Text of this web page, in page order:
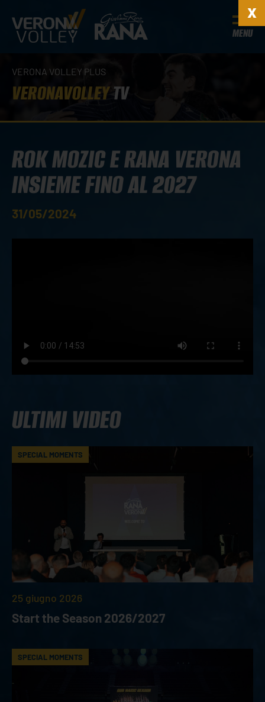
MENU
VERONA VOLLEY PLUS
VERONAVOLLEYTV
ROK MOZIC E RANA VERONA
INSIEME FINO AL 2027
31/05/2024
ULTIMI VIDEO
SPECIAL MOMENTS
25 giugno 2026
Start the Season 2026/2027
SPECIAL MOMENTS